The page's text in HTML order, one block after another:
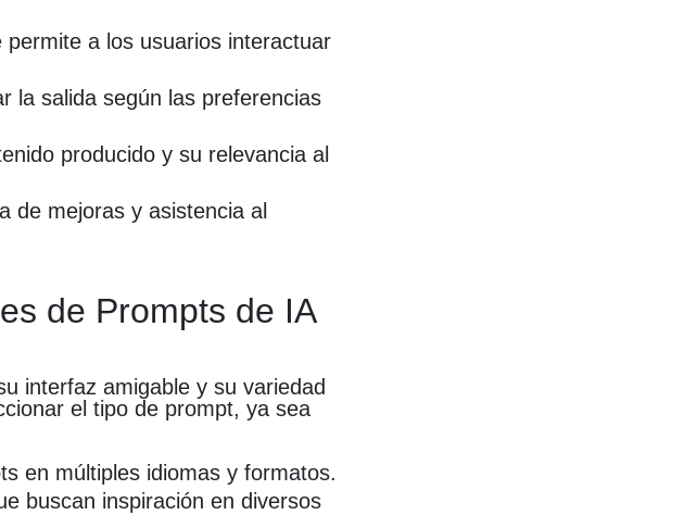
permite a los usuarios interactuar
la salida según las preferencias
producido y su relevancia al
de mejoras y asistencia al
de Prompts de IA
interfaz amigable y su variedad
el tipo de prompt, ya sea
en múltiples idiomas y formatos.
buscan inspiración en diversos